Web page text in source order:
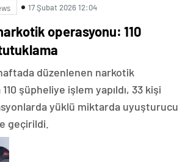
17 Şubat 2026 12:04
operasyonu: 110
düzenlenen narkotik
şüpheliye işlem yapıldı, 33 kişi
yüklü miktarda uyuşturucu
geçirildi.